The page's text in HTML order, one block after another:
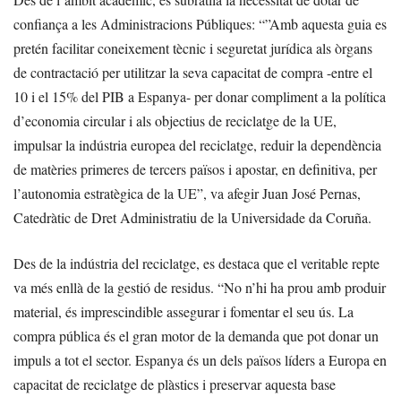
confiança a les Administracions Públiques: “”Amb aquesta guia es
pretén facilitar coneixement tècnic i seguretat jurídica als òrgans
de contractació per utilitzar la seva capacitat de compra -entre el
10 i el 15% del PIB a Espanya- per donar compliment a la política
d’economia circular i als objectius de reciclatge de la UE,
impulsar la indústria europea del reciclatge, reduir la dependència
de matèries primeres de tercers països i apostar, en definitiva, per
l’autonomia estratègica de la UE”, va afegir Juan José Pernas,
Catedràtic de Dret Administratiu de la Universidade da Coruña.
Des de la indústria del reciclatge, es destaca que el veritable repte
va més enllà de la gestió de residus. “No n’hi ha prou amb produir
material, és imprescindible assegurar i fomentar el seu ús. La
compra pública és el gran motor de la demanda que pot donar un
impuls a tot el sector. Espanya és un dels països líders a Europa en
capacitat de reciclatge de plàstics i preservar aquesta base